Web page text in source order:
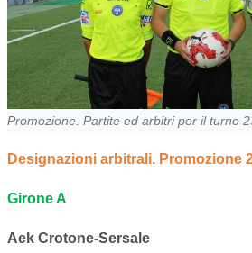
Promozione. Partite ed arbitri per il turno
Designazioni arbitrali. Promozione
Girone A
Aek Crotone-Sersale